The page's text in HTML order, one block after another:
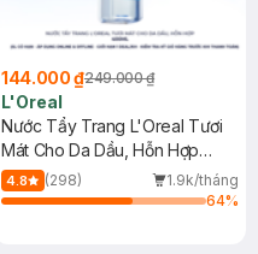
144.000 ₫249.000 ₫
L'Oreal
Nước Tẩy Trang L'Oreal Tươi
Mát Cho Da Dầu, Hỗn Hợp
400ml
4.8 (298)
1.9k/tháng
64%